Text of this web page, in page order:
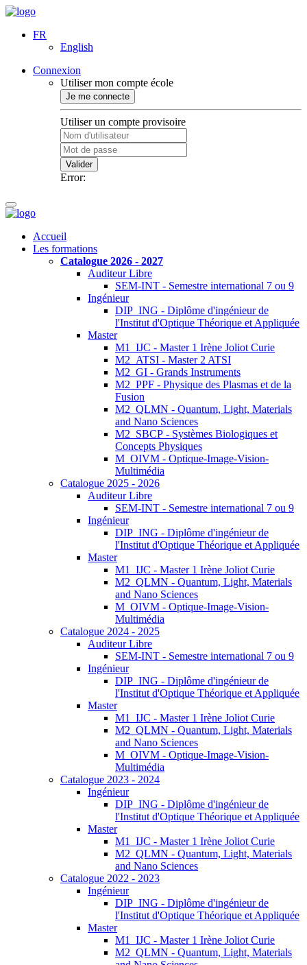
FR
English
Connexion
Utiliser mon compte école
Je me connecte
Utiliser un compte provisoire
Valider
Error:
Accueil
Les formations
Catalogue 2026 - 2027
Auditeur Libre
SEM-INT - Semestre international 7 ou 9
Ingénieur
DIP_ING - Diplôme d'ingénieur de
l'Institut d'Optique Théorique et Appliquée
Master
M1_IJC - Master 1 Irène Joliot Curie
M2_ATSI - Master 2 ATSI
M2_GI - Grands Instruments
M2_PPF - Physique des Plasmas et de la
Fusion
M2_QLMN - Quantum, Light, Materials
and Nano Sciences
M2_SBCP - Systèmes Biologiques et
Concepts Physiques
M_OIVM - Optique-Image-Vision-
Multimédia
Catalogue 2025 - 2026
Auditeur Libre
SEM-INT - Semestre international 7 ou 9
Ingénieur
DIP_ING - Diplôme d'ingénieur de
l'Institut d'Optique Théorique et Appliquée
Master
M1_IJC - Master 1 Irène Joliot Curie
M2_QLMN - Quantum, Light, Materials
and Nano Sciences
M_OIVM - Optique-Image-Vision-
Multimédia
Catalogue 2024 - 2025
Auditeur Libre
SEM-INT - Semestre international 7 ou 9
Ingénieur
DIP_ING - Diplôme d'ingénieur de
l'Institut d'Optique Théorique et Appliquée
Master
M1_IJC - Master 1 Irène Joliot Curie
M2_QLMN - Quantum, Light, Materials
and Nano Sciences
M_OIVM - Optique-Image-Vision-
Multimédia
Catalogue 2023 - 2024
Ingénieur
DIP_ING - Diplôme d'ingénieur de
l'Institut d'Optique Théorique et Appliquée
Master
M1_IJC - Master 1 Irène Joliot Curie
M2_QLMN - Quantum, Light, Materials
and Nano Sciences
Catalogue 2022 - 2023
Ingénieur
DIP_ING - Diplôme d'ingénieur de
l'Institut d'Optique Théorique et Appliquée
Master
M1_IJC - Master 1 Irène Joliot Curie
M2_QLMN - Quantum, Light, Materials